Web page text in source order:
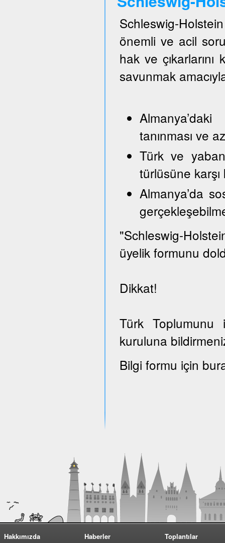
Schleswig-
önemli ve acil
hak ve
savunmak
tanınması ve
Türk ve
türlüsüne
Almanya’da
"Schleswig-
üyelik formunu
Dikkat!
Türk
kuruluna
Bilgi formu için
Hakkımızda
Haberler
Toplantılar